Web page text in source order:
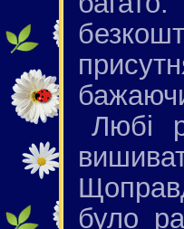
Любі
було